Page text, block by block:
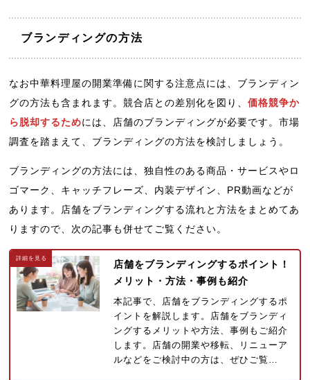
ブランディングの方法
なお中華料理屋の開業準備に関する注意点には、ブランディン
グの方法も含まれます。競合店との差別化を図り、価格競争か
ら脱却するためには、店舗のブランディングが必要です。市場
調査を踏まえて、ブランディングの方法を検討しましょう。
ブランディングの方法には、独自性のある商品・サービスやロ
ゴマーク、キャッチフレーズ、内装デザイン、PR動画などが
あります。店舗をブランディングする流れと方法をまとめてあ
りますので、次の記事も併せてご覧ください。
店舗をブランディングするポイント！
メリット・方法・事例も紹介
本記事で、店舗をブランディングするポ
イントを解説します。店舗をブランディ
ングするメリットや方法、事例もご紹介
します。店舗の開業や移転、リニューア
ルなどをご検討中の方は、ぜひご覧…